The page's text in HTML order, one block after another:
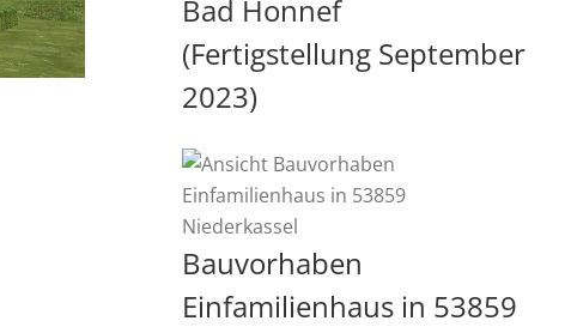
Bad Honnef
(Fertigstellung September
2023)
Bauvorhaben
Einfamilienhaus in 53859